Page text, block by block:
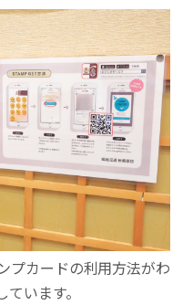
プカードの利用方法がわ
います。